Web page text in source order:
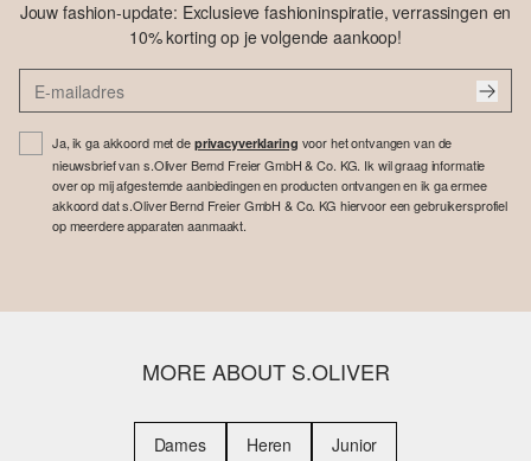
Jouw fashion-update: Exclusieve fashioninspiratie, verrassingen en
10% korting op je volgende aankoop!
Ja, ik ga akkoord met de privacyverklaring voor het ontvangen van de
nieuwsbrief van s.Oliver Bernd Freier GmbH & Co. KG. Ik wil graag informatie
over op mij afgestemde aanbiedingen en producten ontvangen en ik ga ermee
akkoord dat s.Oliver Bernd Freier GmbH & Co. KG hiervoor een gebruikersprofiel
op meerdere apparaten aanmaakt.
MORE ABOUT S.OLIVER
Dames Heren Junior